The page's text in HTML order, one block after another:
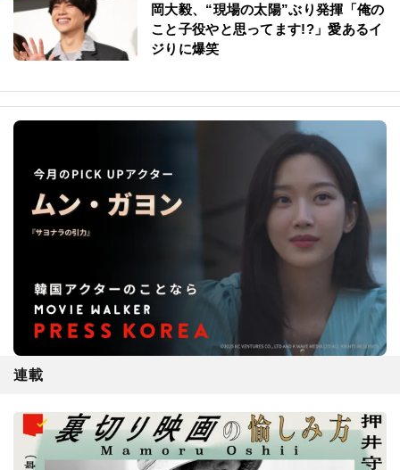
岡大毅、“現場の太陽”ぶり発揮「俺の
こと子役やと思ってます!?」愛あるイ
ジりに爆笑
連載